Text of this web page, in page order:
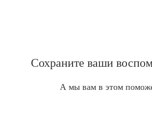
Сохраните ваши
А мы вам в этом